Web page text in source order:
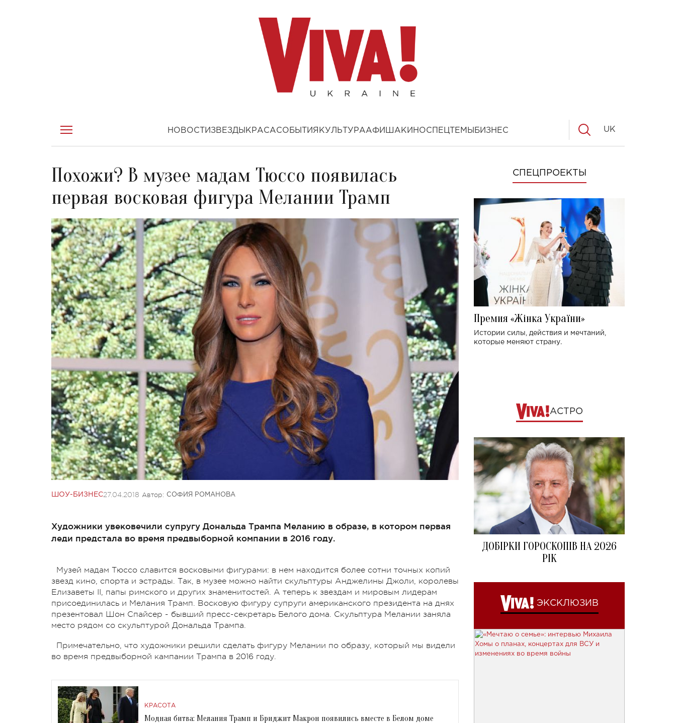
НОВОСТИ ЗВЕЗДЫ КРАСАСОБЫТИЯ КУЛЬТУРААФИША КИНОСПЕЦТЕМЫ БИЗНЕС UK
Похожи? В музее мадам Тюссо появилась
первая восковая фигура Мелании Трамп
ШОУ-БИЗНЕС27.04.2018 Автор: СОФИЯ РОМАНОВА
Художники увековечили супругу Дональда Трампа Меланию в образе, в котором первая
леди предстала во время предвыборной компании в 2016 году.
Музей мадам Тюссо славится восковыми фигурами: в нем находится более сотни точных копий
звезд кино, спорта и эстрады. Так, в музее можно найти скульптуры Анджелины Джоли, королевы
Елизаветы II, папы римского и других знаменитостей. А теперь к звездам и мировым лидерам
присоединилась и Мелания Трамп. Восковую фигуру супруги американского президента на днях
презентовал Шон Спайсер - бывший пресс-секретарь Белого дома. Скульптура Мелании заняла
место рядом со скульптурой Дональда Трампа.
Примечательно, что художники решили сделать фигуру Мелании по образу, который мы видели
во время предвыборной кампании Трампа в 2016 году.
КРАСОТА
Модная битва: Мелания Трамп и Бриджит Макрон появились вместе в Белом доме
СПЕЦПРОЕКТЫ
Премия «Жінка України»
Истории силы, действия и мечтаний,
которые меняют страну.
АСТРО
ДОБІРКИ ГОРОСКОПІВ НА 2026
РІК
ЭКСКЛЮЗИВ